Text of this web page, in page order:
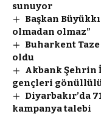
sunuyor
Başkan
olmadan olmaz”
Buharkent
oldu
Akbank Şehrin
gençleri
Diyarbakır’da
kampanya talebi